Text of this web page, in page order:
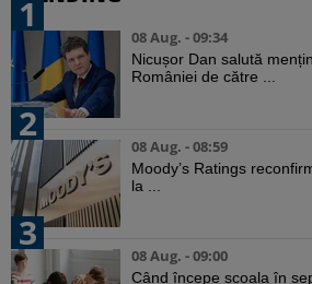
1
08 Aug. - 09:34
Nicușor Dan salută
României de către ...
2
08 Aug. - 08:59
Moody’s Ratings
la ...
3
08 Aug. - 09:00
Când începe școala în